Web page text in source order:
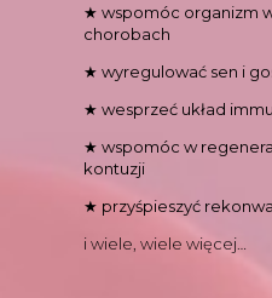
★ wspomóc organizm
chorobach
★ wyregulować sen i
★ wesprzeć układ
★ wspomóc w
kontuzji
★ przyśpieszyć
i wiele, wiele więcej…